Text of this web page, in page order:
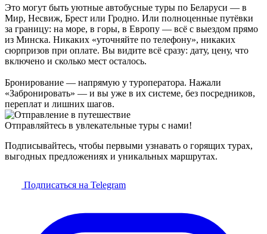
Это могут быть уютные автобусные туры по Беларуси — в
Мир, Несвиж, Брест или Гродно. Или полноценные путёвки
за границу: на море, в горы, в Европу — всё с выездом прямо
из Минска. Никаких «уточняйте по телефону», никаких
сюрпризов при оплате. Вы видите всё сразу: дату, цену, что
включено и сколько мест осталось.
Бронирование — напрямую у туроператора. Нажали
«Забронировать» — и вы уже в их системе, без посредников,
переплат и лишних шагов.
Отправляйтесь в увлекательные туры с нами!
Подписывайтесь, чтобы первыми узнавать о горящих турах,
выгодных предложениях и уникальных маршрутах.
Подписаться на Telegram